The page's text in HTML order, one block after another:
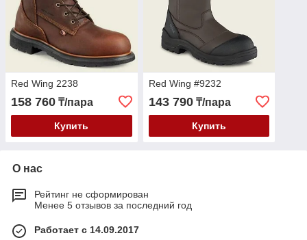
Red Wing 2238
158 760 ₸/пара
Купить
Red Wing #9232
143 790₸/пара
Купить
О нас
Рейтинг не сформирован
Менее 5 отзывов за последний год
Работает с 14.09.2017